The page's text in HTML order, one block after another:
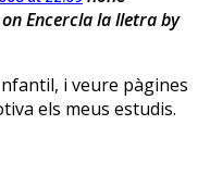
Encercla la lletra by
i veure pàgines
els meus estudis.